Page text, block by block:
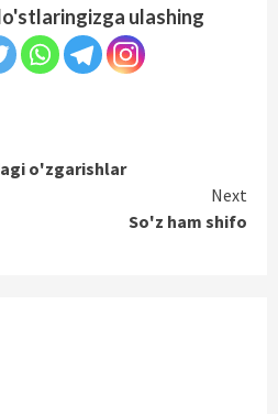
ulashing
o'zgarishlar
Next
So'z ham shifo